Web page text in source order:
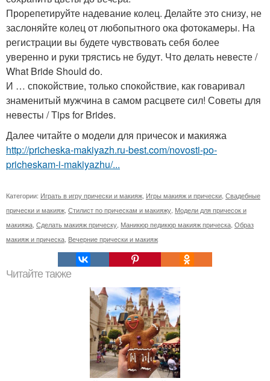
Прорепетируйте надевание колец. Делайте это снизу, не
заслоняйте колец от любопытного ока фотокамеры. На
регистрации вы будете чувствовать себя более
уверенно и руки трястись не будут. Что делать невесте /
What Bride Should do.
И … спокойствие, только спокойствие, как говаривал
знаменитый мужчина в самом расцвете сил! Советы для
невесты / Tips for Brides.
Далее читайте о модели для причесок и макияжа
http://pricheska-makiyazh.ru-best.com/novosti-po-
pricheskam-i-makiyazhu/...
Категории: Играть в игру прически и макияж Игры макияж и прически Свадебные
прически и макияж Стилист по прическам и макияжу Модели для причесок и
макияжа Сделать макияж прическу Маникюр педикюр макияж прическа Образ
макияж и прическа Вечерние прически и макияж
Читайте также